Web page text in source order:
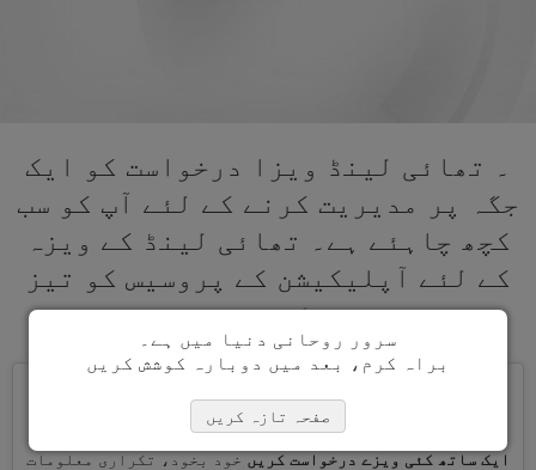
۔ تھائی لینڈ ویزا درخواست کو ایک
جگہ پر مدیریت کرنے کے لئے آپ کو سب
کچھ چاہئے ہے۔ تھائی لینڈ کے ویزہ
کے لئے آپلیکیشن کے پروسیس کو تیز
کریں۔
ایک ساتھ کئی ویزے درخواست کریںخود بخود، تکراری معلومات
سرور روحانی دنیا میں ہے۔
براہ کرم، بعد میں دوبارہ کوشش کریں
صفحہ تازہ کریں